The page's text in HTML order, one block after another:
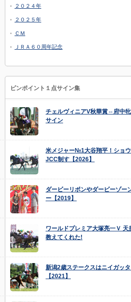
２０２４年
２０２５年
ＣＭ
ＪＲＡ６０周年記念
ピンポイント１点サイン集
チェルヴィニアV秋華賞⇔府中
サイン
米メジャー№1大谷翔平！ショ
JCC制す【2026】
ダービーリボンやダービーゾー
ー【2019】
ワールドプレミア大塚亮一Ｖ
教えてくれた!
新潟2歳ステークスはニイガッ
【2021】